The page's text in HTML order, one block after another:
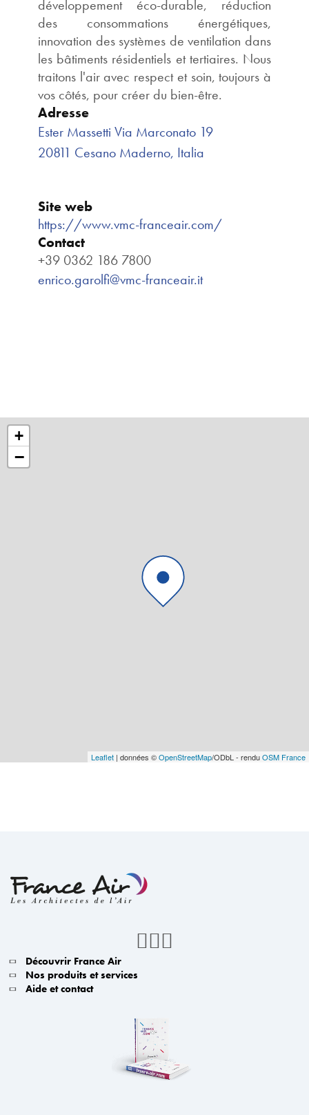
développement éco-durable, réduction
des consommations énergétiques,
innovation des systèmes de ventilation dans
les bâtiments résidentiels et tertiaires. Nous
traitons l'air avec respect et soin, toujours à
vos côtés, pour créer du bien-être.
Adresse
Ester Massetti Via Marconato 19
20811 Cesano Maderno, Italia
Site web
https://www.vmc-franceair.com/
Contact
+39 0362 186 7800
enrico.garolfi@vmc-franceair.it
+
−
Leaflet | données ©OpenStreetMap/ODbL - renduOSM France
Découvrir France Air
Nos produits et services
Aide et contact